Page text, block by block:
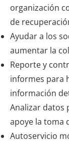
organización
de
Ayudar a los
aumentar la
Reporte y
informes para
información
Analizar datos
apoye la toma
Autoservicio